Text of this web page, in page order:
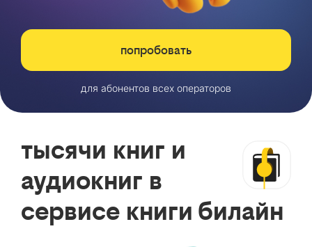
попробовать
для абонентов всех операторов
тысячи книг и
аудиокниг в
сервисе книги билайн